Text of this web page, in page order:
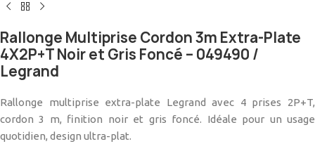
Rallonge Multiprise Cordon 3m Extra-Plate
4X2P+T Noir et Gris Foncé – 049490 /
Legrand
Rallonge multiprise extra-plate Legrand avec 4 prises 2P+T,
cordon 3 m, finition noir et gris foncé. Idéale pour un usage
quotidien, design ultra-plat.